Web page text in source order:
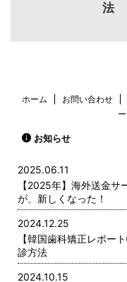
法
ホーム お問い合わせ
ー
お知らせ
2025.06.11
【2025年】海外送金
が、新しくなった！
2024.12.25
【韓国歯科矯正レポ
診方法
2024.10.15